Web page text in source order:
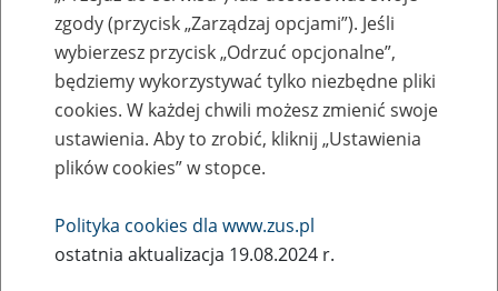
Słownik
zgody (przycisk „Zarządzaj opcjami”). Jeśli
wybierzesz przycisk „Odrzuć opcjonalne”,
będziemy wykorzystywać tylko niezbędne pliki
cookies. W każdej chwili możesz zmienić swoje
ustawienia. Aby to zrobić, kliknij „Ustawienia
plików cookies” w stopce.
Polityka cookies dla www.zus.pl
ostatnia aktualizacja 19.08.2024 r.